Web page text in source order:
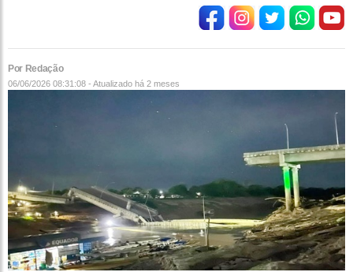
Por Redação
06/06/2026 08:31:08 - Atualizado há 2 meses